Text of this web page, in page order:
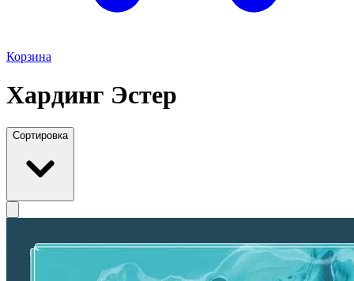
Корзина
Хардинг Эстер
Сортировка